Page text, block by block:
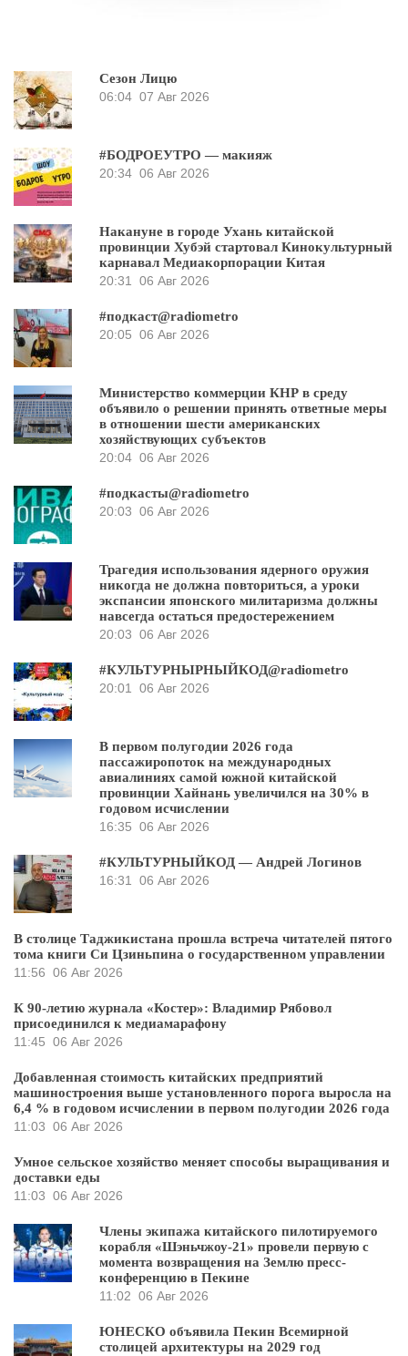
Сезон Лицю
06:04 07 Авг 2026
#БОДРОЕУТРО — макияж
20:34 06 Авг 2026
Накануне в городе Ухань китайской
провинции Хубэй стартовал Кинокультурный
карнавал Медиакорпорации Китая
20:31
06 Авг 2026
#подкаст@radiometro
20:05 06 Авг 2026
Министерство коммерции КНР в среду
объявило о решении принять ответные меры
в отношении шести американских
хозяйствующих субъектов
20:04 06 Авг 2026
#подкасты@radiometro
20:03 06 Авг 2026
Трагедия использования ядерного оружия
никогда не должна повториться, а уроки
экспансии японского милитаризма должны
навсегда остаться предостережением
20:03 06 Авг 2026
#КУЛЬТУРНЫРНЫЙКОД@radiometro
20:01
06 Авг 2026
В первом полугодии 2026 года
пассажиропоток на международных
авиалиниях самой южной китайской
провинции Хайнань увеличился на 30% в
годовом исчислении
16:35 06 Авг 2026
#КУЛЬТУРНЫЙКОД — Андрей Логинов
16:31
06 Авг 2026
В столице Таджикистана прошла встреча читателей пятого
тома книги Си Цзиньпина о государственном управлении
11:56 06 Авг 2026
К 90-летию журнала «Костер»: Владимир Рябовол
присоединился к медиамарафону
11:45 06 Авг 2026
Добавленная стоимость китайских предприятий
машиностроения выше установленного порога выросла на
6,4 % в годовом исчислении в первом полугодии 2026 года
11:03 06 Авг 2026
Умное сельское хозяйство меняет способы выращивания и
доставки еды
11:03 06 Авг 2026
Члены экипажа китайского пилотируемого
корабля «Шэньчжоу-21» провели первую с
момента возвращения на Землю пресс-
конференцию в Пекине
11:02 06 Авг 2026
ЮНЕСКО объявила Пекин Всемирной
столицей архитектуры на 2029 год